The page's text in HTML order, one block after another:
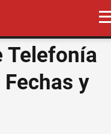
Telefonía
y